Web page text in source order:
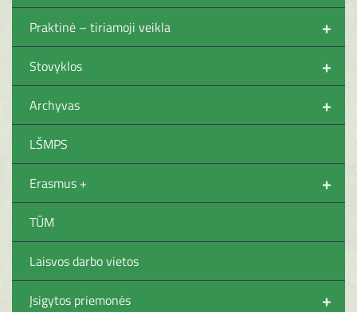
+
Praktinė – tiriamoji veikla
+
Stovyklos
+
Archyvas
LŠMPS
+
Erasmus +
TŪM
Laisvos darbo vietos
+
Įsigytos priemonės